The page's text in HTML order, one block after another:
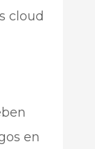
cloud
en